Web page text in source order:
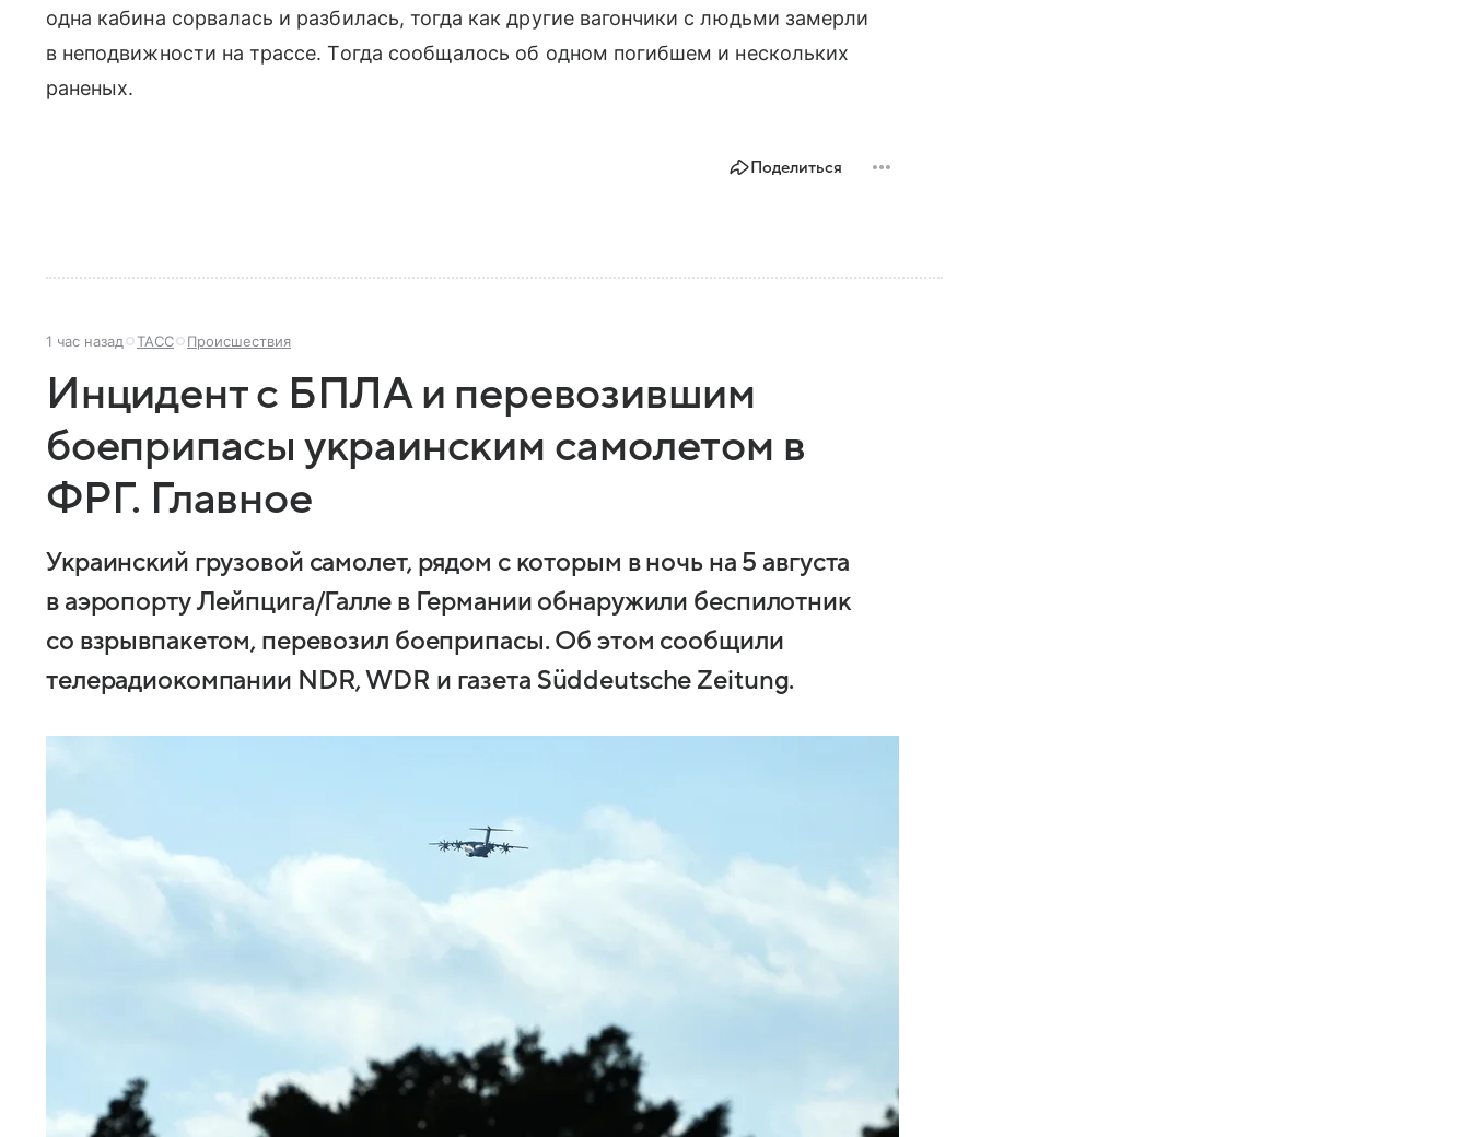
одна кабина сорвалась и разбилась, тогда как другие вагончики с людьми замерли
в неподвижности на трассе. Тогда сообщалось об одном погибшем и нескольких
раненых.
Поделиться
1 час назад ТАСС Происшествия
Инцидент с БПЛА и перевозившим
боеприпасы украинским самолетом в
ФРГ. Главное
Украинский грузовой самолет, рядом с которым в ночь на 5 августа
в аэропорту Лейпцига/Галле в Германии обнаружили беспилотник
со взрывпакетом, перевозил боеприпасы. Об этом сообщили
телерадиокомпании NDR, WDR и газета Süddeutsche Zeitung.